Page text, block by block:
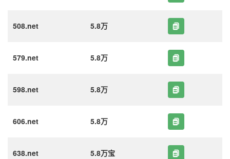
508.net 5.8万
579.net 5.8万
598.net 5.8万
606.net 5.8万
638.net 5.8万宝